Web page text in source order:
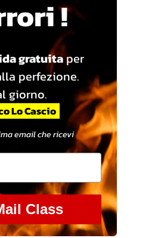
!
gratuitaper
perfezione.
giorno.
Lo Cascio
email che ricevi
Class